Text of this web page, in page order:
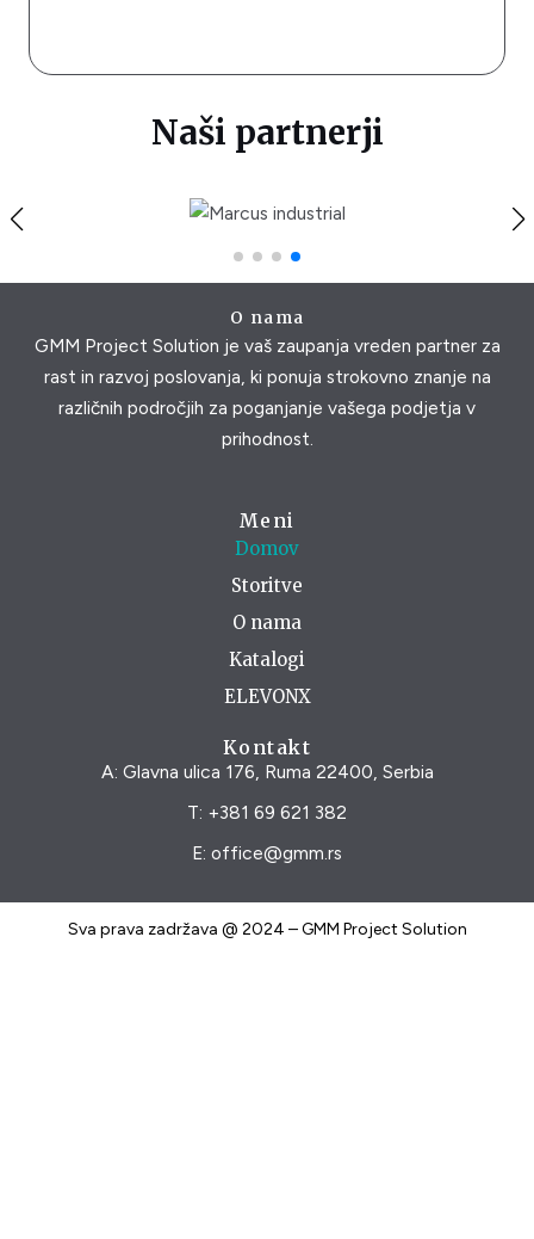
Naši partnerji
O nama
GMM Project Solution je vaš zaupanja vreden partner za
rast in razvoj poslovanja, ki ponuja strokovno znanje na
različnih področjih za poganjanje vašega podjetja v
prihodnost.
Meni
Domov
Storitve
O nama
Katalogi
ELEVONX
Kontakt
A: Glavna ulica 176, Ruma 22400, Serbia
T: +381 69 621 382
E: office@gmm.rs
Sva prava zadržava @ 2024 – GMM Project Solution